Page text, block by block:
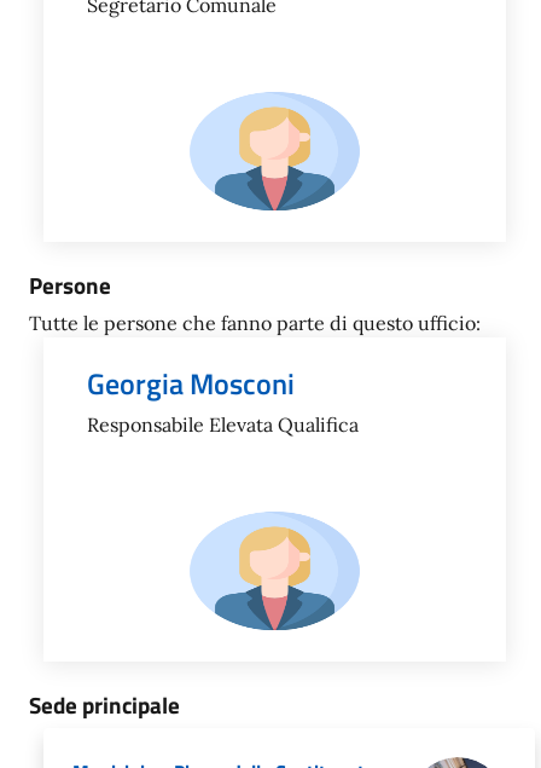
Segretario Comunale
Persone
Tutte le persone che fanno parte di questo ufficio:
Georgia Mosconi
Responsabile Elevata Qualifica
Sede principale